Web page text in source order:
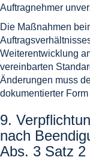
Auftragnehmer
Die Maßnahmen
Weiterentwicklung
vereinbarten
Änderungen muss
dokumentierter
9.
nach
Abs. 3 Satz